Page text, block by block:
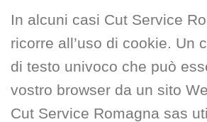
In alcuni casi Cut Service
ricorre all’uso di cookie. Un
di testo univoco che può
vostro browser da un sito
Cut Service Romagna sas